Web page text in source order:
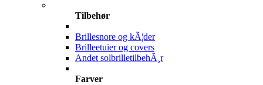
Tilbehør
Brillesnore og kÃ¦der
Brilleetuier og covers
Andet solbrilletilbehÃ¸r
Farver